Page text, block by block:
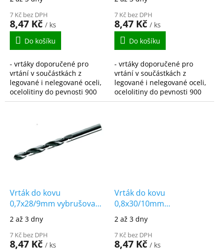
ů7 Kč bez DPH
8,47 Kč / ks
Do košíku
- vrtáky doporučené pro
vrtání v součástkách z
legované i nelegované oceli,
ocelolitiny do pevnosti 900
N/mm2, šedé, temperované
7 Kč bez DPH
8,47 Kč / ks
Do košíku
- vrtáky doporučené pro
vrtání v součástkách z
legované i nelegované oceli,
ocelolitiny do pevnosti 900
N/mm2, šedé, temperované
Vrták do kovu
0,7x28/9mm vybrušovaný
HSS-G DIN338
2 až 3 dny
7 Kč bez DPH
8,47 Kč / ks
Vrták do kovu
0,8x30/10mm
vybrušovaný HSS-G
DIN338
2 až 3 dny
7 Kč bez DPH
8,47 Kč / ks